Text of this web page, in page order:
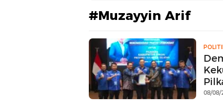
#Muzayyin Arif
08/08/